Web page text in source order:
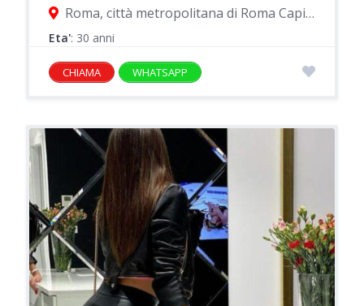
Roma, città metropolitana di Roma Capitale, Italia
Eta': 30 anni
CHIAMA WHATSAPP